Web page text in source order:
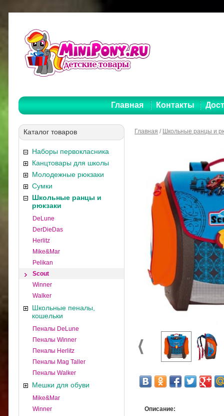
Главная Контакты
Каталог товаров
Наборы первокласника
Канцтовары для школы
Молодежные рюкзаки
Сумки
Школьные ранцы и
рюкзаки
DeLune
DerDieDas
Herlitz
Mike&Mar
Pelikan
Scout
Winner
Walker
Школьные пеналы,
кошельки
Пеналы DeLune
Пеналы Winner
Пеналы Herlitz
Пеналы Mag Taller
Пеналы Walker
Мешки для обуви
Mike&Mar
Winner
Главная / Школьные ранцы и
Описание: